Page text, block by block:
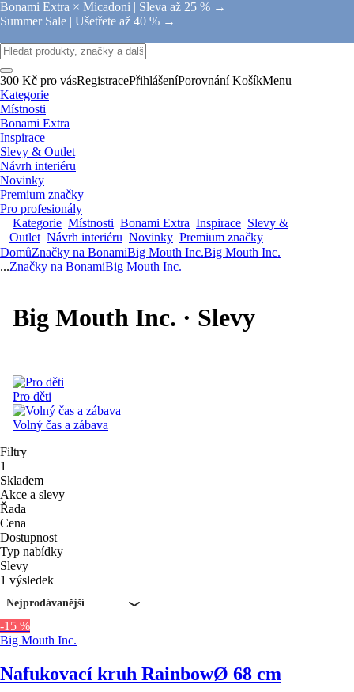
Bonami Extra × Micadoni | Sleva až 25 % →
Summer Sale | Ušetřete až 40 % →
300 Kč pro vásRegistracePřihlášeníPorovnání KošíkMenu
Kategorie
Místnosti
Bonami Extra
Inspirace
Slevy & Outlet
Návrh interiéru
Novinky
Premium značky
Pro profesionály
Kategorie Místnosti Bonami Extra Inspirace Slevy &
Outlet Návrh interiéru Novinky Premium značky
DomůZnačky na BonamiBig Mouth Inc.Big Mouth Inc.
...Značky na BonamiBig Mouth Inc.
Big Mouth Inc. · Slevy
Pro děti
Volný čas a zábava
Filtry
1
Skladem
Akce a slevy
Řada
Cena
Dostupnost
Typ nabídky
Slevy
1 výsledek
Nejprodávanější
-15 %
Big Mouth Inc.
Nafukovací kruh RainbowØ 68 cm